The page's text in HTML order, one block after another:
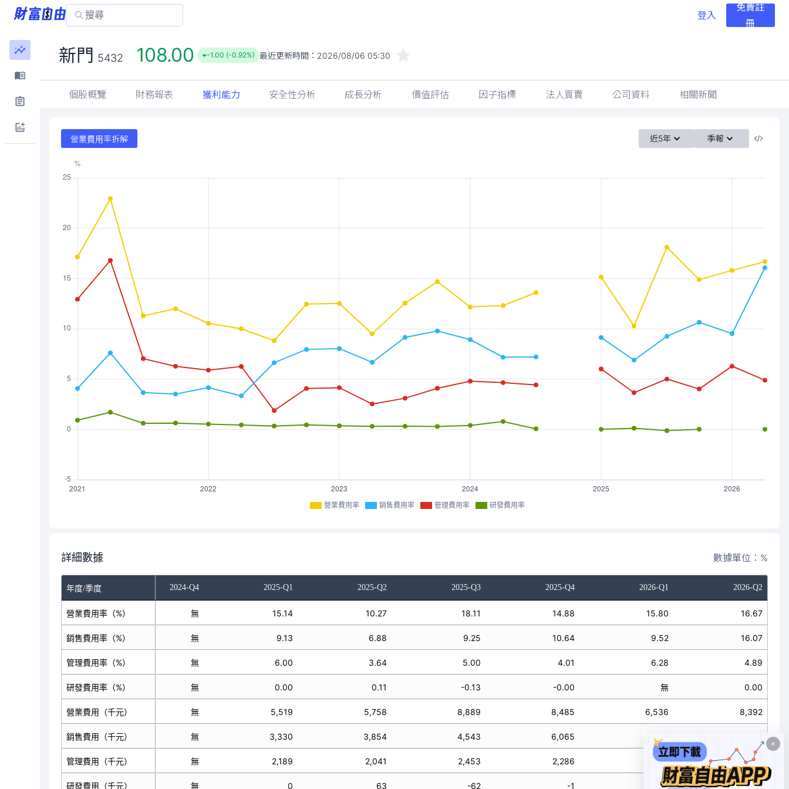
登入
免費註
冊
新門 5432 108.00 -1.00 (-0.92%) 最近更新時間： 2026/08/06 05:30
個股概覽 財務報表 獲利能力 安全性分析 成長分析 價值評估 因子指標 法人買賣 公司資料 相關新聞
營業費用率拆解 近5年 季報
營業費用率 銷售費用率 管理費用率 研發費用率
詳細數據 數據單位：%
年度/季度
2024-Q3 2024-Q4 2025-Q1 2025-Q2 2025-Q3 2025-Q4 2026-Q1 2026-Q2
營業費用率（%）
銷售費用率（%）
管理費用率（%）
研發費用率（%）
營業費用（千元）
銷售費用（千元）
管理費用（千元）
研發費用（千元）
13.59 無 15.14 10.27 18.11 14.88 15.80 16.67
7.20 無 9.13 6.88 9.25 10.64 9.52 16.07
4.41 無 6.00 3.64 5.00 4.01 6.28 4.89
0.05 無 0.00 0.11 -0.13 -0.00 無 0.00
6,951 無 5,519 5,758 8,889 8,485 6,536 8,392
3,684 無 3,330 3,854 4,543 6,065 3,939
2,255 無 2,189 2,041 2,453 2,286 2,597 2,460
25 無 0 63 -62 -1 無 0